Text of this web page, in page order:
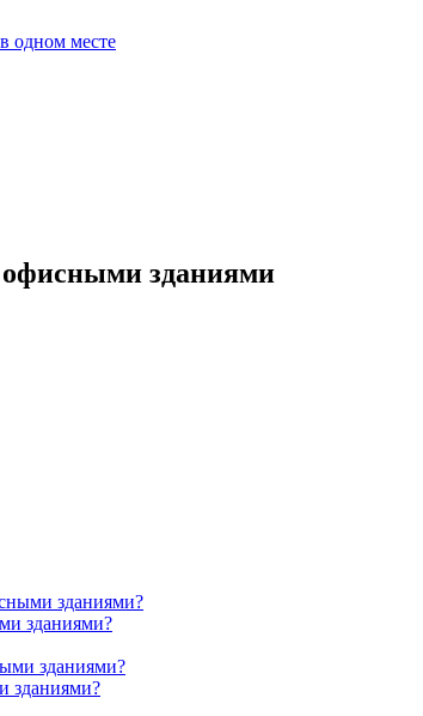
одном месте
офисными зданиями
зданиями?
зданиями?
зданиями?
зданиями?